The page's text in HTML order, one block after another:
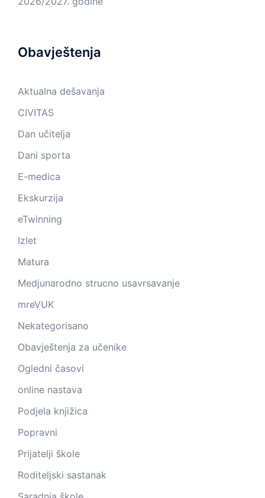
Obavještenja
Aktualna dešavanja
CIVITAS
Dan učitelja
Dani sporta
E-medica
Ekskurzija
eTwinning
Izlet
Matura
Medjunarodno strucno usavrsavanje
mreVUK
Nekategorisano
Obavještenja za učenike
Ogledni časovi
online nastava
Podjela knjižica
Popravni
Prijatelji škole
Roditeljski sastanak